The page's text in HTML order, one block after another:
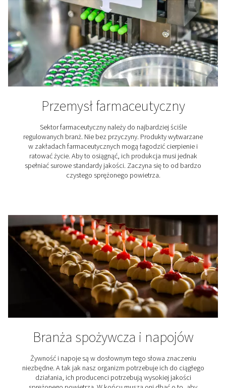
Przemysł tekstylny
Tekstylia odgrywają kluczową rolę w naszym życiu, a
jakości sprężone powietrze odgrywa kluczową
produkcji. Rozwiązania do uzdatniania powietrza
zapewniają, że sprężone powietrze dla tekstyliów
niezbędne wymagania jakościowe.
Przemysł
Sektor farmaceutyczny należy do najbardziej
regulowanych branż. Nie bez przyczyny. Produkty
w zakładach farmaceutycznych mogą łagodzić
ratować życie. Aby to osiągnąć, ich produkcja musi
spełniać surowe standardy jakości. Zaczyna się to
czystego sprężonego powietrza.